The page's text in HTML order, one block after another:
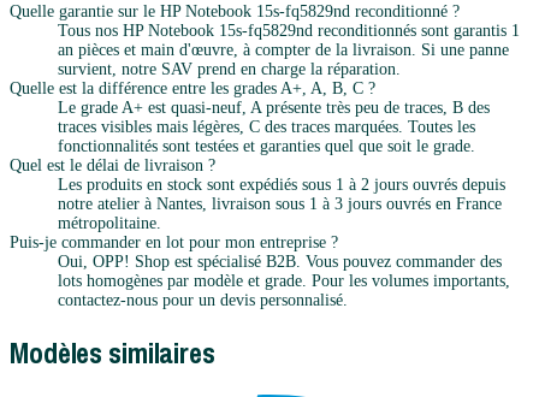
Quelle garantie sur le HP Notebook 15s-fq5829nd reconditionné ?
Tous nos HP Notebook 15s-fq5829nd reconditionnés sont garantis 1
an pièces et main d'œuvre, à compter de la livraison. Si une panne
survient, notre SAV prend en charge la réparation.
Quelle est la différence entre les grades A+, A, B, C ?
Le grade A+ est quasi-neuf, A présente très peu de traces, B des
traces visibles mais légères, C des traces marquées. Toutes les
fonctionnalités sont testées et garanties quel que soit le grade.
Quel est le délai de livraison ?
Les produits en stock sont expédiés sous 1 à 2 jours ouvrés depuis
notre atelier à Nantes, livraison sous 1 à 3 jours ouvrés en France
métropolitaine.
Puis-je commander en lot pour mon entreprise ?
Oui, OPP! Shop est spécialisé B2B. Vous pouvez commander des
lots homogènes par modèle et grade. Pour les volumes importants,
contactez-nous pour un devis personnalisé.
Modèles similaires